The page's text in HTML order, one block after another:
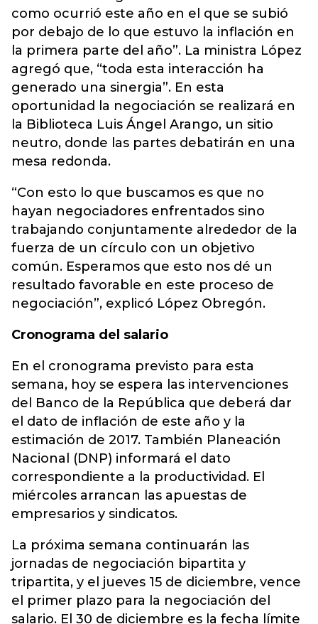
como ocurrió este año en el que se subió
por debajo de lo que estuvo la inflación en
la primera parte del año”. La ministra López
agregó que, “toda esta interacción ha
generado una sinergia”. En esta
oportunidad la negociación se realizará en
la Biblioteca Luis Ángel Arango, un sitio
neutro, donde las partes debatirán en una
mesa redonda.
“Con esto lo que buscamos es que no
hayan negociadores enfrentados sino
trabajando conjuntamente alrededor de la
fuerza de un círculo con un objetivo
común. Esperamos que esto nos dé un
resultado favorable en este proceso de
negociación”, explicó López Obregón.
Cronograma del salario
En el cronograma previsto para esta
semana, hoy se espera las intervenciones
del Banco de la República que deberá dar
el dato de inflación de este año y la
estimación de 2017. También Planeación
Nacional (DNP) informará el dato
correspondiente a la productividad. El
miércoles arrancan las apuestas de
empresarios y sindicatos.
La próxima semana continuarán las
jornadas de negociación bipartita y
tripartita, y el jueves 15 de diciembre, vence
el primer plazo para la negociación del
salario. El 30 de diciembre es la fecha límite